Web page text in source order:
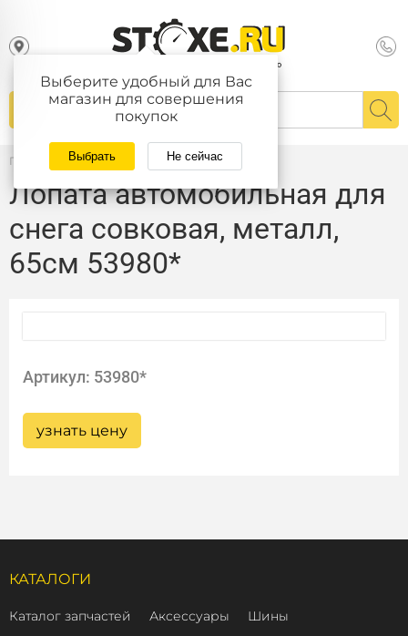
Выберите удобный для Вас
магазин для совершения
покупок
Выбрать Не сейчас
Главная / Каталог
Лопата автомобильная для
снега совковая, металл,
65см 53980*
Артикул: 53980*
узнать цену
КАТАЛОГИ
Каталог запчастей Аксессуары
Шины